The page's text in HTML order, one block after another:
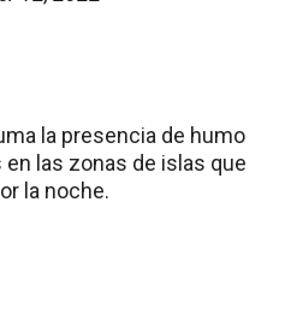
la presencia de humo
las zonas de islas que
la noche.